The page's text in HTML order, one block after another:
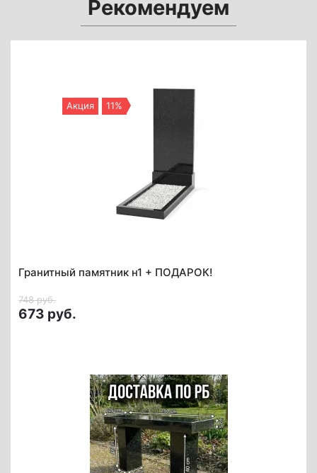
Рекомендуем
Акция 11%
Гранитный памятник н1 + ПОДАРОК!
748 руб.
673 руб.